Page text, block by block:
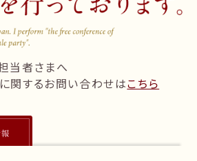
follow us!
当者さまへ
関するお問い合わせはこちら